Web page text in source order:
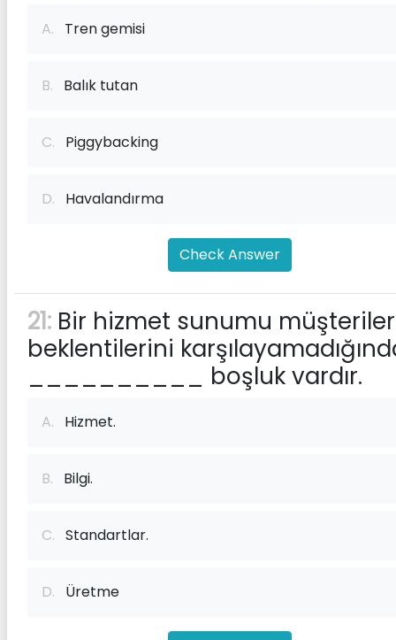
A. Tren gemisi
B. Balık tutan
C. Piggybacking
D. Havalandırma
Check Answer
21: Bir hizmet sunumu
beklentilerini
__________ boşluk vardır.
A. Hizmet.
B. Bilgi.
C. Standartlar.
D. Üretme